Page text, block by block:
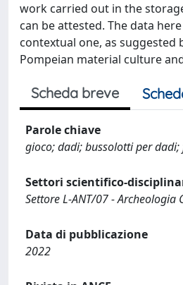
work carried out in the
can be attested. The data
contextual one, as suggested
Pompeian material culture
Scheda breve
Parole chiave
gioco; dadi; bussolotti per
Settori scientifico-
Settore L-ANT/07 - Archeologia
Data di pubblicazione
2022